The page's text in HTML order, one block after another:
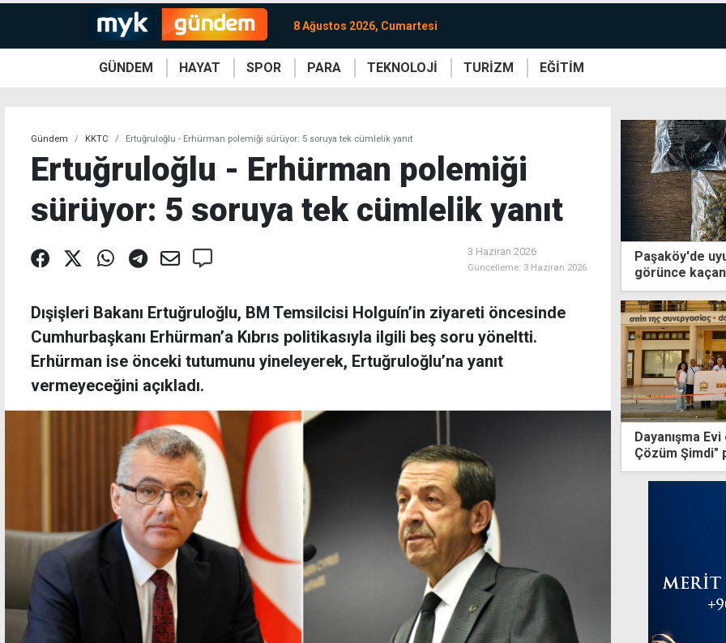
8 Ağustos 2026, Cumartesi
GÜNDEM HAYAT SPOR PARA TEKNOLOJİ TURİZM EĞİTİM
Gündem KKTC Ertuğruloğlu - Erhürman polemiği sürüyor: 5 soruya tek cümlelik yanıt
Ertuğruloğlu - Erhürman polemiği
sürüyor: 5 soruya tek cümlelik yanıt
3 Haziran 2026
Güncelleme: 3 Haziran 2026
Dışişleri Bakanı Ertuğruloğlu, BM Temsilcisi Holguín’in ziyareti öncesinde
Cumhurbaşkanı Erhürman’a Kıbrıs politikasıyla ilgili beş soru yöneltti.
Erhürman ise önceki tutumunu yineleyerek, Ertuğruloğlu’na yanıt
vermeyeceğini açıkladı.
Paşaköy'de
görünce
Dayanışma
Çözüm Şimdi"